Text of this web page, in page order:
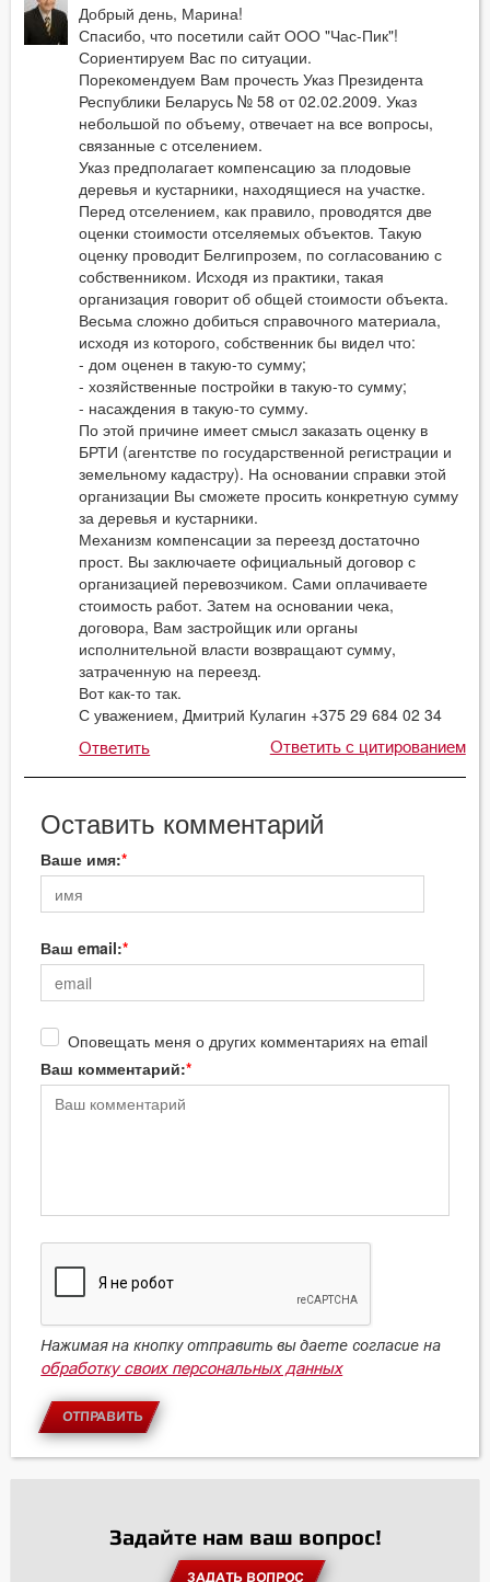
Добрый день, Марина!
Спасибо, что посетили сайт ООО "Час-Пик"!
Сориентируем Вас по ситуации.
Порекомендуем Вам прочесть Указ Президента
Республики Беларусь № 58 от 02.02.2009. Указ
небольшой по объему, отвечает на все вопросы,
связанные с отселением.
Указ предполагает компенсацию за плодовые
деревья и кустарники, находящиеся на участке.
Перед отселением, как правило, проводятся две
оценки стоимости отселяемых объектов. Такую
оценку проводит Белгипрозем, по согласованию с
собственником. Исходя из практики, такая
организация говорит об общей стоимости объекта.
Весьма сложно добиться справочного материала,
исходя из которого, собственник бы видел что:
- дом оценен в такую-то сумму;
- хозяйственные постройки в такую-то сумму;
- насаждения в такую-то сумму.
По этой причине имеет смысл заказать оценку в
БРТИ (агентстве по государственной регистрации и
земельному кадастру). На основании справки этой
организации Вы сможете просить конкретную сумму
за деревья и кустарники.
Механизм компенсации за переезд достаточно
прост. Вы заключаете официальный договор с
организацией перевозчиком. Сами оплачиваете
стоимость работ. Затем на основании чека,
договора, Вам застройщик или органы
исполнительной власти возвращают сумму,
затраченную на переезд.
Вот как-то так.
С уважением, Дмитрий Кулагин +375 29 684 02 34
Ответить Ответить с цитированием
Оставить комментарий
Ваше имя:
Ваш email:
Оповещать меня о других комментариях на email
Ваш комментарий:
Нажимая на кнопку отправить вы даете согласие на
обработку своих персональных данных
ОТПРАВИТЬ
Задайте нам ваш вопрос!
ЗАДАТЬ ВОПРОС